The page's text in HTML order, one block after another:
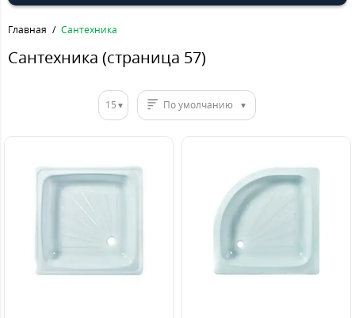
Главная Сантехника
Сантехника (страница 57)
15 По умолчанию